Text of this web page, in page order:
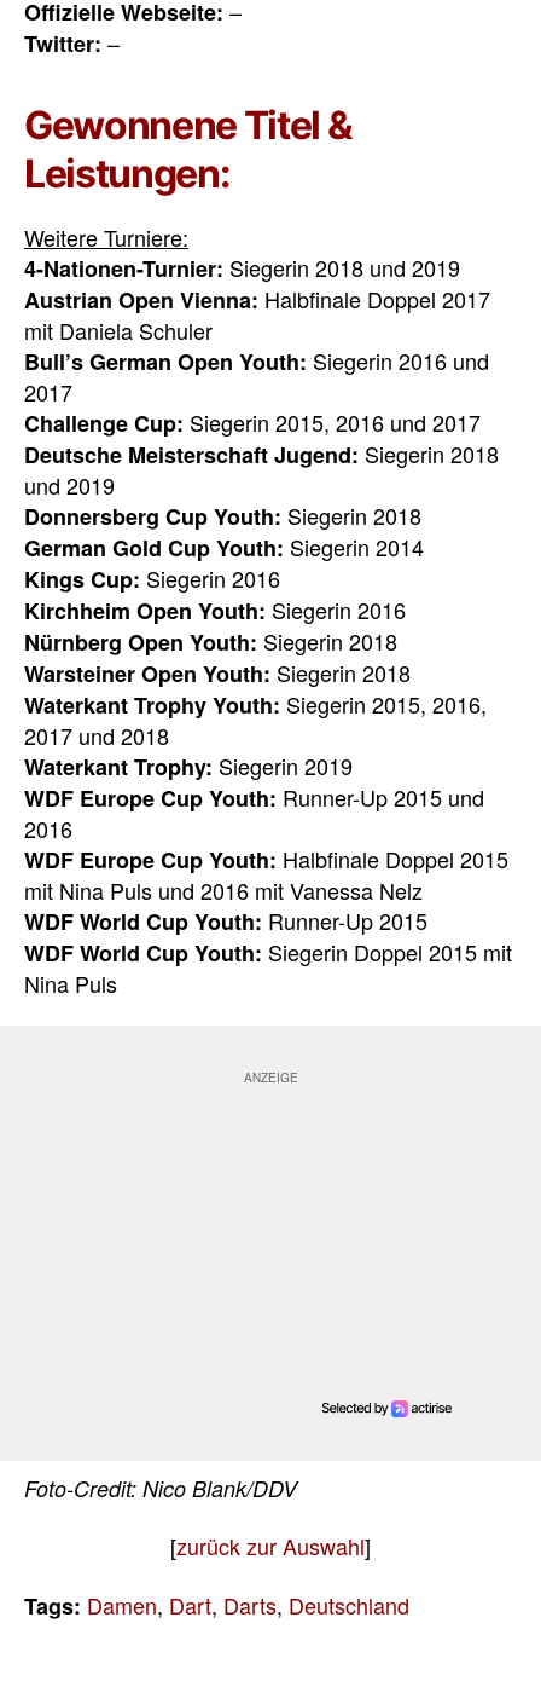
Offizielle Webseite: –
Twitter: –
Gewonnene Titel &
Leistungen:
Weitere Turniere:
4-Nationen-Turnier: Siegerin 2018 und 2019
Austrian Open Vienna: Halbfinale Doppel 2017
mit Daniela Schuler
Bull’s German Open Youth: Siegerin 2016 und
2017
Challenge Cup: Siegerin 2015, 2016 und 2017
Deutsche Meisterschaft Jugend: Siegerin 2018
und 2019
Donnersberg Cup Youth: Siegerin 2018
German Gold Cup Youth: Siegerin 2014
Kings Cup: Siegerin 2016
Kirchheim Open Youth: Siegerin 2016
Nürnberg Open Youth: Siegerin 2018
Warsteiner Open Youth: Siegerin 2018
Waterkant Trophy Youth: Siegerin 2015, 2016,
2017 und 2018
Waterkant Trophy: Siegerin 2019
WDF Europe Cup Youth: Runner-Up 2015 und
2016
WDF Europe Cup Youth: Halbfinale Doppel 2015
mit Nina Puls und 2016 mit Vanessa Nelz
WDF World Cup Youth: Runner-Up 2015
WDF World Cup Youth: Siegerin Doppel 2015 mit
Nina Puls
Foto-Credit: Nico Blank/DDV
[zurück zur Auswahl]
Tags: Damen, Dart, Darts, Deutschland